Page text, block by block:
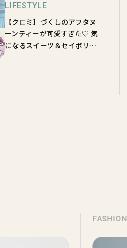
LIFESTYLE
【クロミ】づくしのアフタヌ
ーンティーが可愛すぎた♡ 気
になるスイーツ＆セイボリー
FASHION